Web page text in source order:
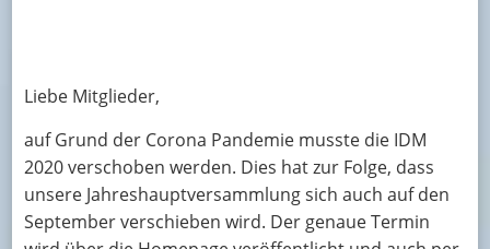
Liebe Mitglieder,
auf Grund der Corona Pandemie musste die IDM
2020 verschoben werden. Dies hat zur Folge, dass
unsere Jahreshauptversammlung sich auch auf den
September verschieben wird. Der genaue Termin